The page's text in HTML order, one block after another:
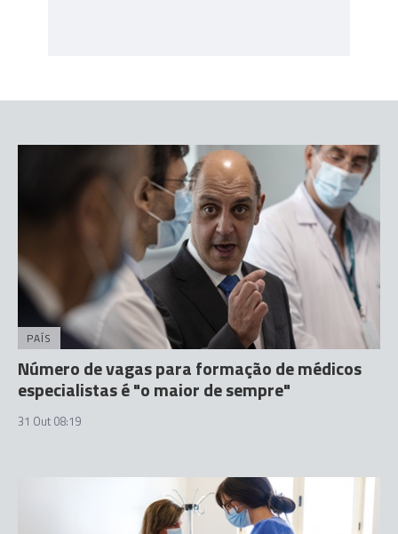
PAÍS
Número de vagas para formação de médicos
especialistas é "o maior de sempre"
31 Out 08:19